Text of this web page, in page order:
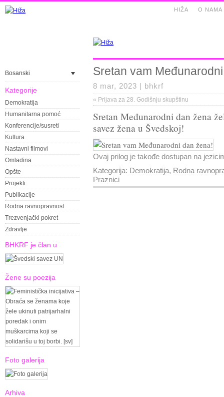
O NAMA
HIŽA
Bosanski
Kategorije
Demokratija
Humanitarna pomoć
Konferencije/susreti
Kultura
Nastavni filmovi
Omladina
Opšte
Projekti
Publikacije
Rodna ravnopravnost
Trezvenjački pokret
Zdravlje
BHKRF je član u
Žene su poezija
Foto galerija
Arhiva
Sretan vam
8 mar, 2023 | bhkrf
« Prijava za 28. Godišnju skupštinu
Sretan Međunarodni dan žena
savez žena u Švedskoj!
Ovaj prilog je takođe dostupan na
Kategorija: Demokratija, Rodna
Praznici